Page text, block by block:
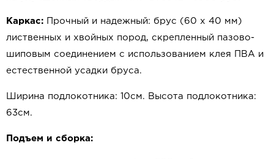
Каркас: Прочный и надежный: брус (60 x 40 мм)
лиственных и хвойных пород, скрепленный пазово-
шиповым соединением с использованием клея ПВА и
естественной усадки бруса.
Ширина подлокотника: 10см. Высота подлокотника:
63см.
Подъем и сборка: